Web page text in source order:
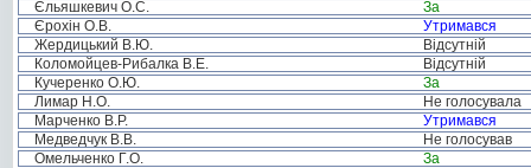
Єльяшкевич О.С.
За
Єрохін О.В.
Утримався
Жердицький В.Ю.
Відсутній
Коломойцев-Рибалка В.Е.
Відсутній
Кучеренко О.Ю.
За
Лимар Н.О.
Не голосувала
Марченко В.Р.
Утримався
Медведчук В.В.
Не голосував
Омельченко Г.О.
За